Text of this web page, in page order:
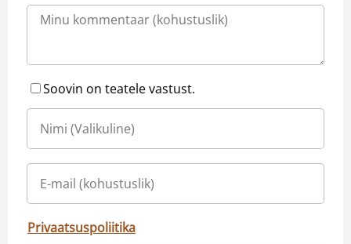
Soovin on teatele vastust.
Privaatsuspoliitika